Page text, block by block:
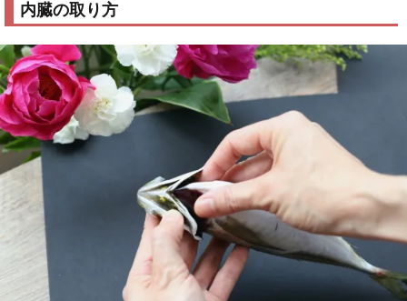
内臓の取り方